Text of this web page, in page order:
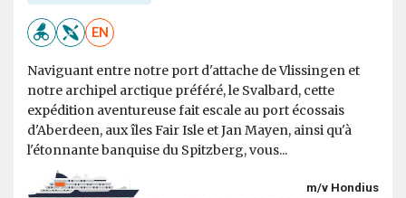
EN
Naviguant entre notre port d'attache de Vlissingen et
notre archipel arctique préféré, le Svalbard, cette
expédition aventureuse fait escale au port écossais
d'Aberdeen, aux îles Fair Isle et Jan Mayen, ainsi qu'à
l'étonnante banquise du Spitzberg, vous...
m/v Hondius